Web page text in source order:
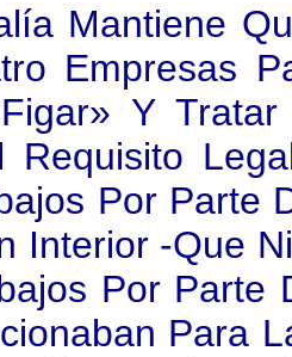
Mantiene
Empresas
Y
Requisito
Por Parte
Interior -que
Por Parte
Para